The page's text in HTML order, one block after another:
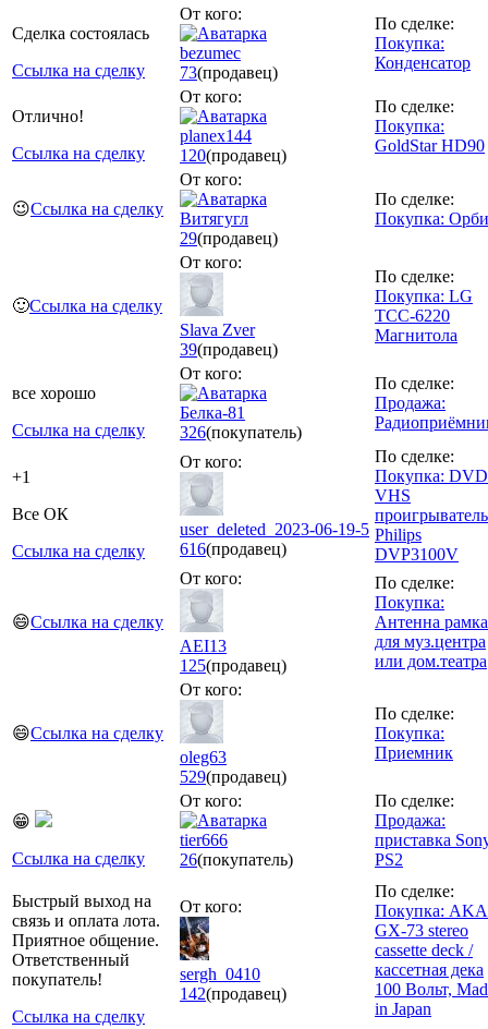
Сделка состоялась
Ссылка на сделку
От кого:
bezumec
73(продавец)
По сделке:
Покупка:
Конденсатор
Отлично!
Ссылка на сделку
От кого:
planex144
120(продавец)
По сделке:
Покупка:
GoldStar HD90
😉Ссылка на сделку
От кого:
Витягугл
29(продавец)
По сделке:
Покупка:
🙂Ссылка на сделку
От кого:
Slava Zver
39(продавец)
По сделке:
Покупка: LG
TCC-6220
Магнитола
все хорошо
Ссылка на сделку
От кого:
Белка-81
326(покупатель)
По сделке:
Продажа:
+1
Все ОК
Ссылка на сделку
От кого:
user_deleted_2023-06-19-5
616(продавец)
По сделке:
Покупка:
VHS
проигрыватель
Philips
DVP3100V
😄Ссылка на сделку
От кого:
AEI13
125(продавец)
По сделке:
Покупка:
Антенна рамка
для муз.центра
или дом.театра
😄Ссылка на сделку
От кого:
oleg63
529(продавец)
По сделке:
Покупка:
Приемник
😁
Ссылка на сделку
От кого:
tier666
26(покупатель)
По сделке:
Продажа:
приставка
PS2
Быстрый выход на
связь и оплата лота.
Приятное общение.
Ответственный
покупатель!
Ссылка на сделку
От кого:
sergh_0410
142(продавец)
По сделке:
Покупка:
GX-73 stereo
cassette deck /
кассетная дека
100 Вольт,
in Japan